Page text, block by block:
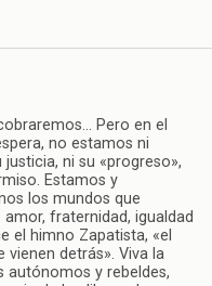
Pero en el
no estamos ni
ni su «progreso»,
Estamos y
los mundos que
fraternidad, igualdad
el himno Zapatista, «el
detrás». Viva la
autónomos y rebeldes,